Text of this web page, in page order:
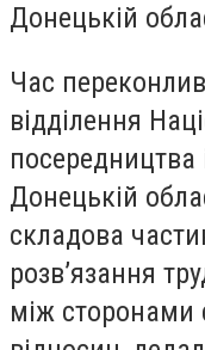
Донецькій
Час
відділення
Донецькій
складова
розв’язання
між сторонами